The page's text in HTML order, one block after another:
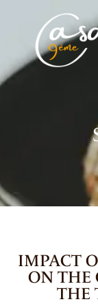
IMPACT
ON THE
THE